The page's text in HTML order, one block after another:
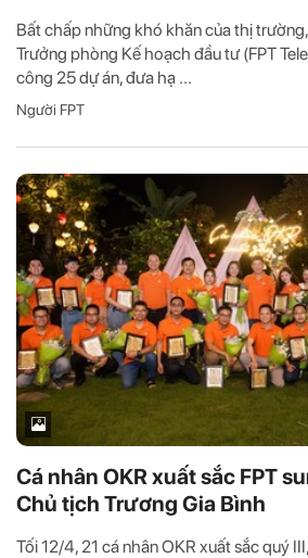
Bất chấp những khó khăn của thị
Trưởng phòng Kế hoạch đầu tư (FPT
công 25 dự án, đưa hạ ...
Người FPT
Cá nhân OKR xuất sắc FPT
Chủ tịch Trương Gia Bình
Tối 12/4, 21 cá nhân OKR xuất sắc quý